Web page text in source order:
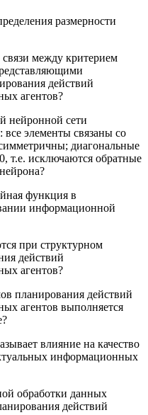
размерности
между критерием
действий
агентов?
нейронной сети
элементы связаны со
диагональные
т.е. исключаются обратные
функция в
информационной
при структурном
действий
агентов?
планирования действий
агентов выполняется
влияние на качество
информационных
обработки данных
действий